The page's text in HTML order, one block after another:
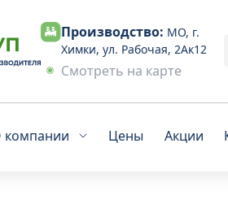
Производство: МО, г.
Химки, ул. Рабочая, 2Ак12
Смотреть на карте
компании Цены Акции